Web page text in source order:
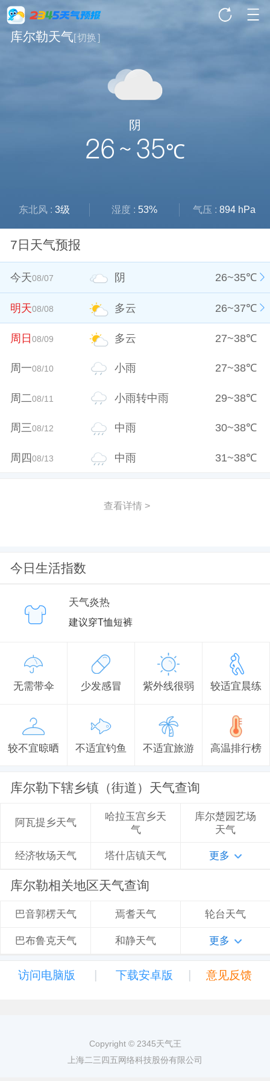
库尔勒天气[切换]
阴
26 ~ 35℃
东北风 :3级 湿度 : 53% 气压 : 894 hPa
7日天气预报
今天08/07 阴 26~35℃
明天08/08 多云 26~37℃
周日08/09 多云 27~38℃
周一08/10 小雨 27~38℃
周二08/11 小雨转中雨 29~38℃
周三08/12 中雨 30~38℃
周四08/13 中雨 31~38℃
查看详情 >
今日生活指数
天气炎热
建议穿T恤短裤
无需带伞 少发感冒 紫外线很弱 较适宜晨练
较不宜晾晒 不适宜钓鱼 不适宜旅游 高温排行榜
库尔勒下辖乡镇（街道）天气查询
阿瓦提乡天气
哈拉玉宫乡天
气
库尔楚园艺场
天气
经济牧场天气 塔什店镇天气 更多
库尔勒相关地区天气查询
巴音郭楞天气 焉耆天气 轮台天气
巴布鲁克天气 和静天气 更多
访问电脑版 | 下载安卓版 | 意见反馈
Copyright © 2345天气王
上海二三四五网络科技股份有限公司